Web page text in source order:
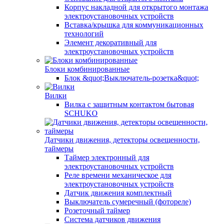
Корпус накладной для открытого монтажа
электроустановочных устройств
Вставка/крышка для коммуникационных
технологий
Элемент декоративный для
электроустановочных устройств
Блоки комбинированные
Блок &quot;Выключатель-розетка&quot;
Вилки
Вилка с защитным контактом бытовая
SCHUKO
Датчики движения, детекторы освещенности,
таймеры
Таймер электронный для
электроустановочных устройств
Реле времени механическое для
электроустановочных устройств
Датчик движения комплектный
Выключатель сумеречный (фотореле)
Розеточный таймер
Система датчиков движения